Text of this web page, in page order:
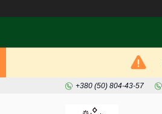
+380 (50) 804-43-57